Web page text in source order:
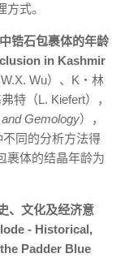
式。
锆石包裹体的年龄
in Kashmir
W.X. Wu）、K‧林
特（L. Kiefert），
Gemology），
同的分析方法得
裹体的结晶年龄为
、文化及经济意
- Historical,
Padder Blue